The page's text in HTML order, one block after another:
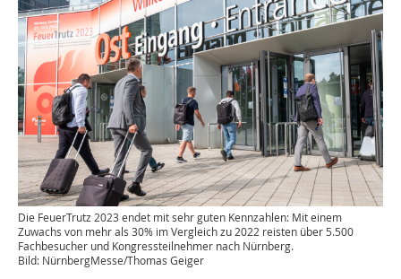
Die FeuerTrutz 2023 endet mit sehr guten Kennzahlen: Mit einem
Zuwachs von mehr als 30% im Vergleich zu 2022 reisten über 5.500
Fachbesucher und Kongressteilnehmer nach Nürnberg.
Bild: NürnbergMesse/Thomas Geiger